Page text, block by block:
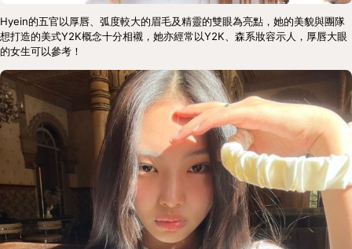
Hyein的五官以厚唇、弧度較大的眉毛及精靈的雙眼為亮點，她的美貌與團隊
想打造的美式Y2K概念十分相襯，她亦經常以Y2K、森系妝容示人，厚唇大眼
的女生可以參考！